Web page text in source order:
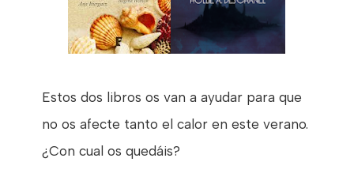
Estos dos libros os van a ayudar para que
no os afecte tanto el calor en este verano.
¿Con cual os quedáis?